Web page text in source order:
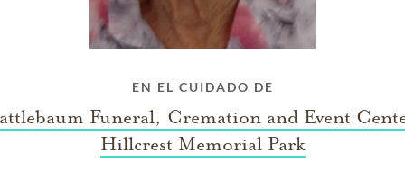
EN EL CUIDADO DE
Funeral, Cremation and Event
Hillcrest Memorial Park